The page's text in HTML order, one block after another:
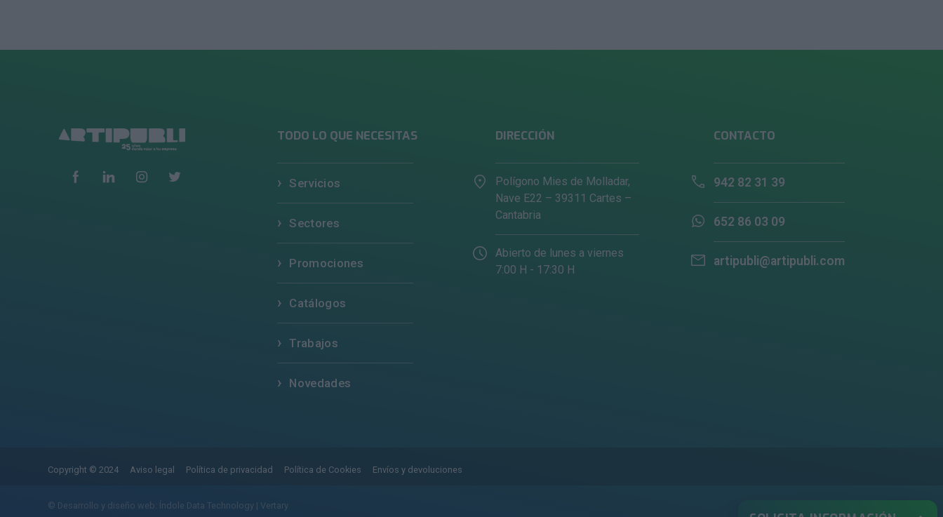
TODO LO QUE NECESITAS
Servicios
Sectores
Promociones
Catálogos
Trabajos
Novedades
DIRECCIÓN
Polígono Mies de Molladar,
Nave E22 – 39311 Cartes –
Cantabria
Abierto de lunes a viernes
7:00 H - 17:30 H
CONTACTO
942 82 31 39
652 86 03 09
artipubli@artipubli.com
Copyright © 2024 Aviso legal Política de privacidad Política de Cookies Envíos y devoluciones
© Desarrollo y diseño web: Índole Data Technology | Vertary